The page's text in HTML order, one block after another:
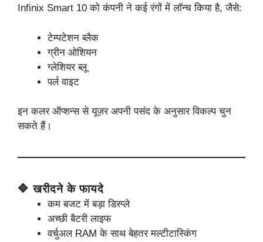
Infinix Smart 10 को कंपनी ने कई रंगों में लॉन्च किया है, जैसे:
टेम्पटेशन ब्लैक
ग्रीन ओशियन
ग्लेशियर ब्लू
पर्ल वाइट
इन कलर ऑप्शन्स से यूज़र अपनी पसंद के अनुसार विकल्प चुन
सकते हैं।
🔷 खरीदने के फायदे
कम बजट में बड़ा डिस्प्ले
अच्छी बैटरी लाइफ
वर्चुअल RAM के साथ बेहतर मल्टीटास्किंग